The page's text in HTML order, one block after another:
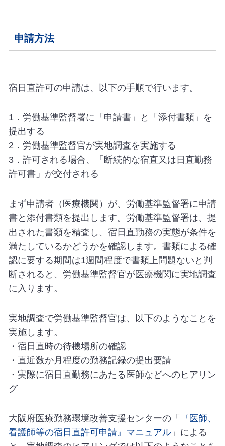
申請方法
宿日直許可の申請は、以下の手順で行います。
1．労働基準監督署に「申請書」と「添付書類」を
提出する
2．労働基準監督官が実地調査を実施する
3．許可される場合、「断続的な宿直又は日直勤務
許可書」が交付される
まず申請者（医療機関）が、労働基準監督署に申請
書と添付書類を提出します。労働基準監督署は、提
出された書類を精査し、宿日直勤務の実態が条件を
満たしているかどうかを確認します。書類による確
認に要する期間は1週間程度で書類上問題ないと判
断されると、労働基準監督官が医療機関に実地調査
に入ります。
実地調査で労働基準監督官は、以下のようなことを
実施します。
・宿日直時の待機場所の確認
・直近数か月程度の勤務記録の提出要請
・実際に宿日直勤務にあたる医師などへのヒアリン
グ
大阪府医療勤務環境改善支援センターの「
『医師、
看護師等の宿日直許可申請』マニュアル」による